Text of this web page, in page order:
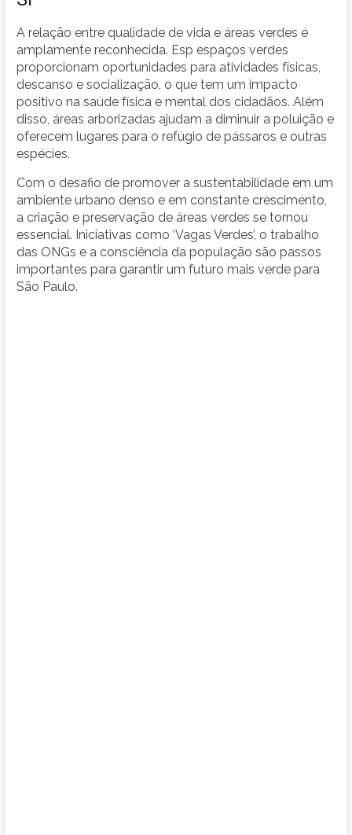
A relação entre qualidade de vida e áreas verdes é
amplamente reconhecida. Esp espaços verdes
proporcionam oportunidades para atividades físicas,
descanso e socialização, o que tem um impacto
positivo na saúde física e mental dos cidadãos. Além
disso, áreas arborizadas ajudam a diminuir a poluição e
oferecem lugares para o refúgio de pássaros e outras
espécies.
Com o desafio de promover a sustentabilidade em um
ambiente urbano denso e em constante crescimento,
a criação e preservação de áreas verdes se tornou
essencial. Iniciativas como ‘Vagas Verdes’, o trabalho
das ONGs e a consciência da população são passos
importantes para garantir um futuro mais verde para
São Paulo.